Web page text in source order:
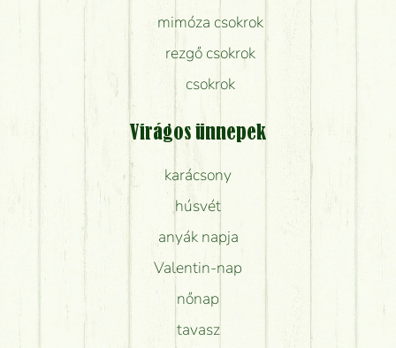
mimóza csokrok
rezgő csokrok
csokrok
Virágos ünnepek
karácsony
húsvét
anyák napja
Valentin-nap
nőnap
tavasz